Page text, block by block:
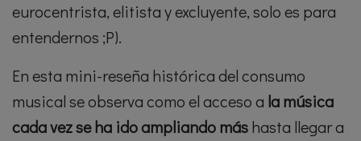
eurocentrista, elitista y excluyente, solo es para
entendernos ;P).
En esta mini-reseña histórica del consumo
musical se observa como el acceso a la música
cada vez se ha ido ampliando máshasta llegar a